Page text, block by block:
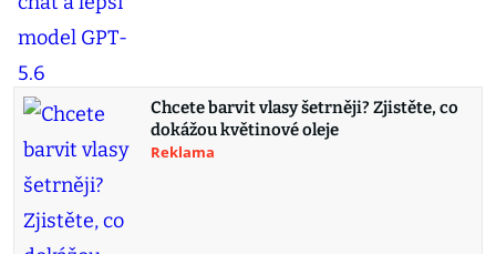
Chcete barvit vlasy šetrněji? Zjistěte, co
dokážou květinové oleje
Reklama